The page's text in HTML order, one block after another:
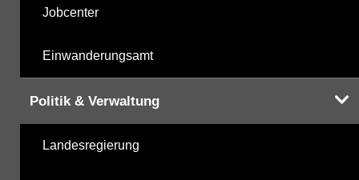
Jobcenter
Einwanderungsamt
Politik & Verwaltung
Landesregierung